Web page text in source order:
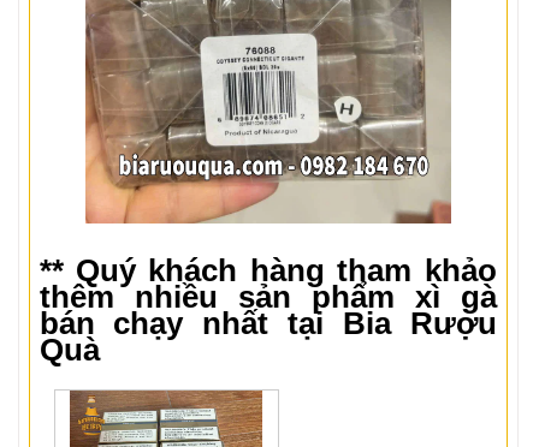
** Quý khách hàng tham khảo
thêm nhiều sản phẩm xì gà
bán chạy nhất tại Bia Rượu
Quà